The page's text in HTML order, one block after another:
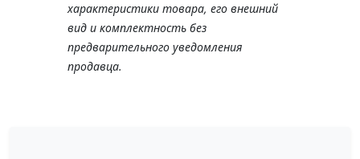
характеристики товара, его внешний
вид и комплектность без
предварительного уведомления
продавца.